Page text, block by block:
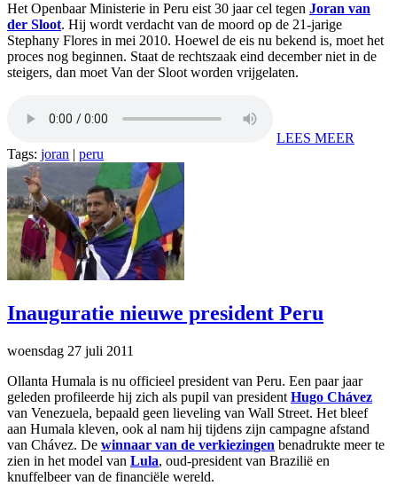
Het Openbaar Ministerie in Peru eist 30 jaar cel tegen Joran van
der Sloot. Hij wordt verdacht van de moord op de 21-jarige
Stephany Flores in mei 2010. Hoewel de eis nu bekend is, moet het
proces nog beginnen. Staat de rechtszaak eind december niet in de
steigers, dan moet Van der Sloot worden vrijgelaten.
LEES MEER
Tags: joran peru
Inauguratie nieuwe president Peru
woensdag 27 juli 2011
Ollanta Humala is nu officieel president van Peru. Een paar jaar
geleden profileerde hij zich als pupil van president Hugo Chávez
van Venezuela, bepaald geen lieveling van Wall Street. Het bleef
aan Humala kleven, ook al nam hij tijdens zijn campagne afstand
van Chávez. De winnaar van de verkiezingen benadrukte meer te
zien in het model van Lula, oud-president van Brazilië en
knuffelbeer van de financiële wereld.